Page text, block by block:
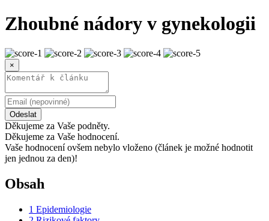
Zhoubné nádory v gynekologii
×
Odeslat
Děkujeme za Vaše podněty.
Děkujeme za Vaše hodnocení.
Vaše hodnocení ovšem nebylo vloženo (článek je možné hodnotit
jen jednou za den)!
Obsah
1 Epidemiologie